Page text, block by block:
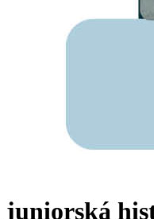
juniorská